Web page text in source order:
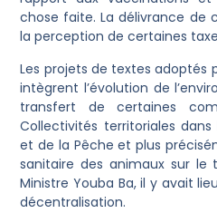
chose faite. La délivrance de
la perception de certaines
Les projets de textes adoptés
intègrent l’évolution de
transfert de certaines
Collectivités territoriales dans
et de la Pêche et plus
sanitaire des animaux sur le
Ministre Youba Ba, il y avait
décentralisation.